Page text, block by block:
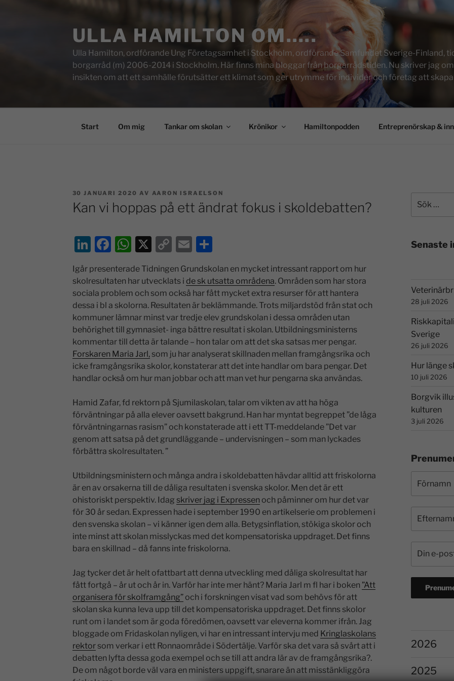
ULLA HAMILTON OM…..
Ulla Hamilton, ordförande Ung Företagsamhet i Stockholm, ordförande Samfundet Sverige-Finland,
borgarråd (m) 2006-2014 i Stockholm. Här finns mina bloggar från borgarrådstiden. Nu skriver jag
insikten om att ett samhälle förutsätter ett klimat som ger utrymme för individer och företag att
Start Om mig Tankar om skolan Krönikor Hamiltonpodden Entreprenörskap &
30 JANUARI 2020 AV AARON ISRAELSON
Kan vi hoppas på ett ändrat fokus i skoldebatten?
Li
k
e
dI
n
F
c
e
b
o
o
k
W
h
at
s
A
p
p
X
C
p
y
Li
n
k
E
m
ai
l
D
el
a
Igår presenterade Tidningen Grundskolan en mycket intressant rapport om hur
skolresultaten har utvecklats i de sk utsatta områdena. Områden som har stora
sociala problem och som också har fått mycket extra resurser för att hantera
dessa i bl a skolorna. Resultaten är beklämmande. Trots miljardstöd från stat och
kommuner lämnar minst var tredje elev grundskolan i dessa områden utan
behörighet till gymnasiet- inga bättre resultat i skolan. Utbildningsministerns
kommentar till detta är talande – hon talar om att det ska satsas mer pengar.
Forskaren Maria Jarl,som ju har analyserat skillnaden mellan framgångsrika och
icke framgångsrika skolor, konstaterar att det inte handlar om bara pengar. Det
handlar också om hur man jobbar och att man vet hur pengarna ska användas.
Hamid Zafar, fd rektorn på Sjumilaskolan, talar om vikten av att ha höga
förväntningar på alla elever oavsett bakgrund. Han har myntat begreppet ”de låga
förväntningarnas rasism” och konstaterade att i ett TT-meddelande ”Det var
genom att satsa på det grundläggande – undervisningen – som man lyckades
förbättra skolresultaten. ”
Utbildningsministern och många andra i skoldebatten hävdar alltid att friskolorna
är en av orsakerna till de dåliga resultaten i svenska skolor. Men det är ett
ohistoriskt perspektiv. Idag skriver jag i Expressen och påminner om hur det var
för 30 år sedan. Expressen hade i september 1990 en artikelserie om problemen i
den svenska skolan – vi känner igen dem alla. Betygsinflation, stökiga skolor och
inte minst att skolan misslyckas med det kompensatoriska uppdraget. Det finns
bara en skillnad – då fanns inte friskolorna.
Jag tycker det är helt ofattbart att denna utveckling med dåliga skolresultat har
fått fortgå – år ut och år in. Varför har inte mer hänt? Maria Jarl m fl har i boken ”Att
organisera för skolframgång”och i forskningen visat vad som behövs för att
skolan ska kunna leva upp till det kompensatoriska uppdraget. Det finns skolor
runt om i landet som är goda föredömen, oavsett var eleverna kommer ifrån. Jag
bloggade om Fridaskolan nyligen, vi har en intressant intervju med Kringlaskolans
rektorsom verkar i ett Ronnaområde i Södertälje. Varför ska det vara så svårt att i
debatten lyfta dessa goda exempel och se till att andra lär av de framgångsrika?.
De om något borde väl vara en ministers uppgift, snarare än att misstänkliggöra
Senaste
28 juli 2026
Sverige
26 juli 2026
Hur länge
10 juli 2026
Borgvik
kulturen
3 juli 2026
2026
2025